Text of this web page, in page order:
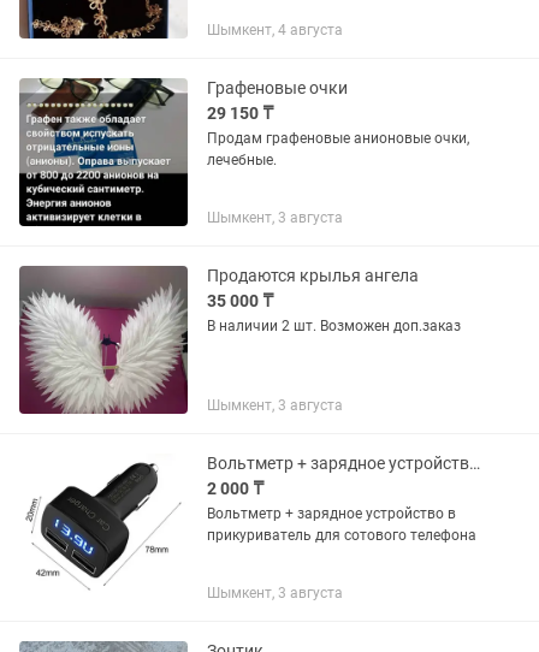
Шымкент, 4 августа
Графеновые очки
29 150 ₸
Продам графеновые анионовые очки,
лечебные.
Шымкент, 3 августа
Продаются крылья ангела
35 000 ₸
В наличии 2 шт. Возможен доп.заказ
Шымкент, 3 августа
Вольтметр + зарядное устройство в прикуриватель для сотового телефона
2 000 ₸
Вольтметр + зарядное устройство в
прикуриватель для сотового телефона
Шымкент, 3 августа